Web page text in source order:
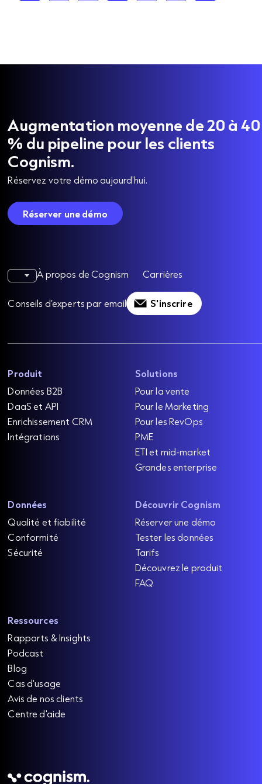
Augmentation moyenne de 20 à 40
% du pipeline pour les clients
Cognism.
Réservez votre démo aujourd'hui.
Réserver une démo
À propos de Cognism Carrières
Conseils d’experts par email S'inscrire
Produit
Données B2B
DaaS et API
Enrichissement CRM
Intégrations
Solutions
Pour la vente
Pour le Marketing
Pour les RevOps
PME
ETI et mid-market
Grandes enterprise
Données
Qualité et fiabilité
Conformité
Sécurité
Découvrir Cognism
Réserver une démo
Tester les données
Tarifs
Découvrez le produit
FAQ
Ressources
Rapports & Insights
Podcast
Blog
Cas d'usage
Avis de nos clients
Centre d'aide